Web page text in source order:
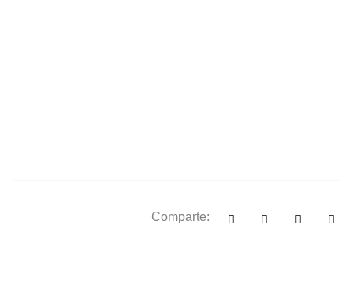
Comparte: